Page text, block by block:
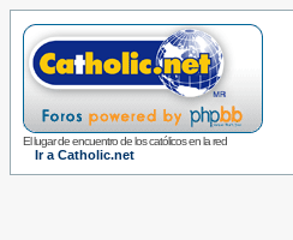
El lugar de encuentro de los católicos en la red
Ir a Catholic.net